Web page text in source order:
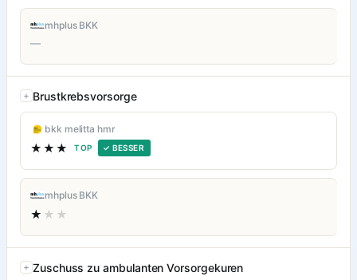
mhplus BKK
—
Brustkrebsvorsorge
bkk melitta hmr
★★★ TOP ✓ BESSER
mhplus BKK
★ ★★
Zuschuss zu ambulanten Vorsorgekuren